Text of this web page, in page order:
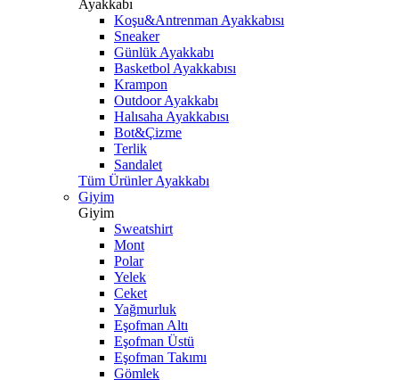
Ayakkabı
Koşu&Antrenman Ayakkabısı
Sneaker
Günlük Ayakkabı
Basketbol Ayakkabısı
Krampon
Outdoor Ayakkabı
Halısaha Ayakkabısı
Bot&Çizme
Terlik
Sandalet
Tüm Ürünler Ayakkabı
Giyim
Giyim
Sweatshirt
Mont
Polar
Yelek
Ceket
Yağmurluk
Eşofman Altı
Eşofman Üstü
Eşofman Takımı
Gömlek